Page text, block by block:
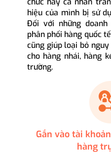
hiệu của mình bị sử
Đối với những
phân phối hàng quốc
cũng giúp loại bỏ
cho hàng nhái, hàng
trường.
Gắn vào tài
hàng